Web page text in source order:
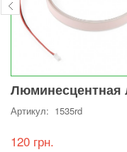
Люминесцентная
Артикул: 1535rd
120 грн.